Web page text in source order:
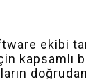
ekibi
kapsamlı